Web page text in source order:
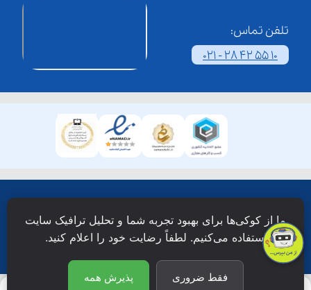
تلفن تماس:
021 - 28 42 55 10
دانش نویان محفوظ است.
ما از کوکی‌ها برای بهبود تجربه شما و تحلیل ترافیک سایت
استفاده می‌کنیم. لطفاً رضایت خود را اعلام کنید.
فقط ضروری پذیرش همه